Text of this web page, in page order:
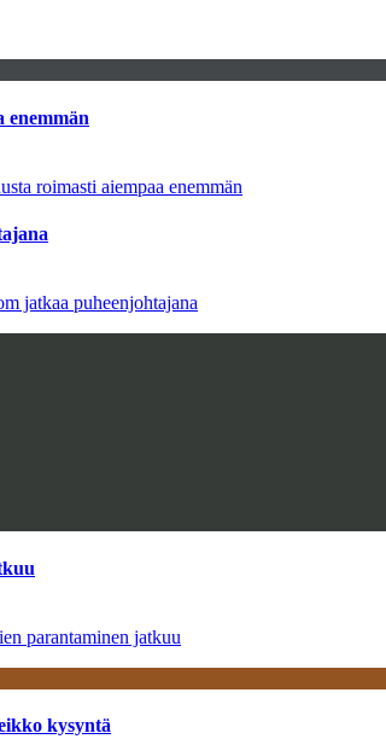
enemmän
roimasti aiempaa enemmän
jatkaa puheenjohtajana
parantaminen jatkuu
kysyntä